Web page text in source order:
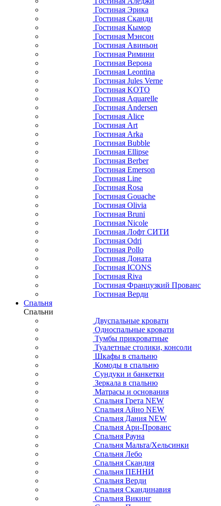
Гостиная Эрика
Гостиная Сканди
Гостиная Кымор
Гостиная Мэнсон
Гостиная Авиньон
Гостиная Римини
Гостиная Верона
Гостиная Leontina
Гостиная Jules Verne
Гостиная KOTO
Гостиная Aquarelle
Гостиная Andersen
Гостиная Alice
Гостиная Art
Гостиная Arka
Гостиная Bubble
Гостиная Ellipse
Гостиная Berber
Гостиная Emerson
Гостиная Line
Гостиная Rosa
Гостиная Gouache
Гостиная Olivia
Гостиная Bruni
Гостиная Nicole
Гостиная Лофт СИТИ
Гостиная Odri
Гостиная Pollo
Гостиная Доната
Гостиная ICONS
Гостиная Riva
Гостиная Французкий Прованс
Гостиная Верди
Спальня
Спальни
Двуспальные кровати
Односпальные кровати
Тумбы прикроватные
Туалетные столики, консоли
Шкафы в спальню
Комоды в спальню
Сундуки и банкетки
Зеркала в спальню
Матрасы и основания
Спальня Грета NEW
Спальня Айно NEW
Спальня Дания NEW
Спальня Ари-Прованс
Спальня Рауна
Спальня Мальта/Хельсинки
Спальня Лебо
Спальня Скандия
Спальня ПЕННИ
Спальня Верди
Спальня Скандинавия
Спальня Викинг